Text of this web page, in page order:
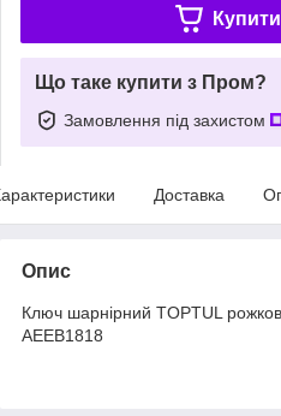
Що таке купити з Пром?
Замовлення під захистом
Доставка
Опис
Ключ шарнірний TOPTUL
AEEB1818